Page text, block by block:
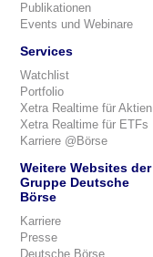
Publikationen
Events und Webinare
Services
Watchlist
Portfolio
Xetra Realtime für Aktien
Xetra Realtime für ETFs
Karriere @Börse
Weitere Websites der
Gruppe Deutsche
Börse
Karriere
Presse
Deutsche Börse